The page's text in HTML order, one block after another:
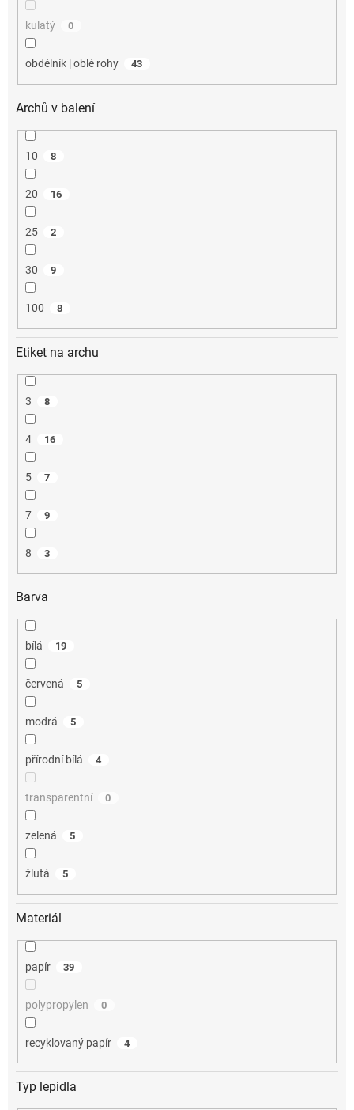
kulatý 0
obdélník | oblé rohy 43
Archů v balení
10 8
20 16
25 2
30 9
100 8
Etiket na archu
3 8
4 16
5 7
7 9
8 3
Barva
bílá 19
červená 5
modrá 5
přírodní bílá 4
transparentní 0
zelená 5
žlutá 5
Materiál
papír 39
polypropylen 0
recyklovaný papír 4
Typ lepidla